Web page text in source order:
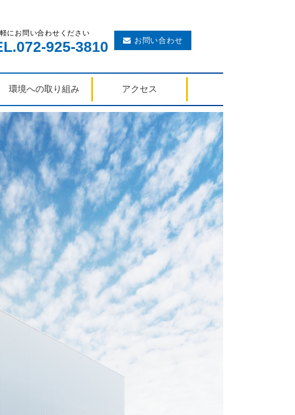
にお問い合わせください
925-3810 お問い合わせ
環境への取り組み アクセス